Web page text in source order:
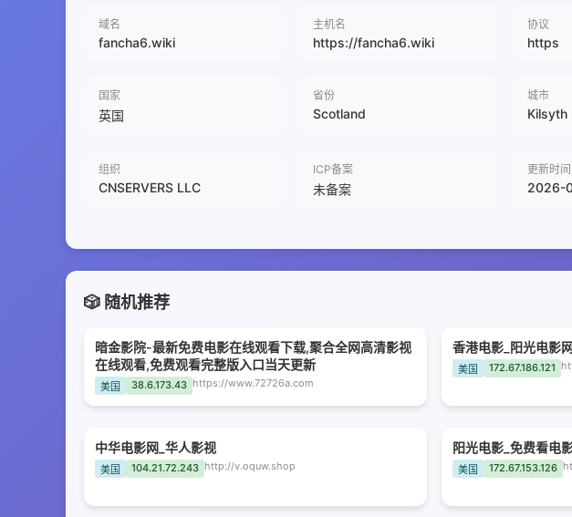
域名
fancha6.wiki
主机名
https://fancha6.wiki
协议
https
国家
英国
省份
Scotland
城市
Kilsyth
组织
CNSERVERS LLC
ICP备案
未备案
更新时间
2026-
🎲 随机推荐
暗金影院-最新免费电影在线观看下载,聚合全网高清影视
在线观看,免费观看完整版入口当天更新
美国 38.6.173.43 https://www.72726a.com
香港电影_阳光电影
美国 172.67.186.121
中华电影网_华人影视
美国 104.21.72.243 http://v.oquw.shop
阳光电影_免费看电
美国 172.67.153.126